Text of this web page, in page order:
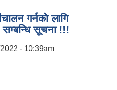
गर्नको लागि
सूचना !!!
- 10:39am